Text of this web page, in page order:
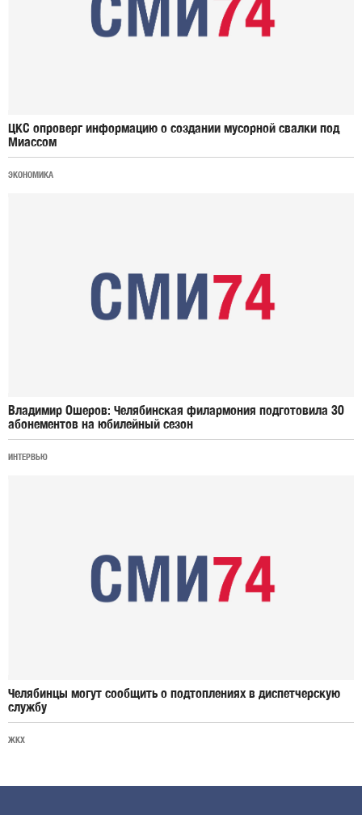
ЦКС опроверг информацию о создании мусорной свалки под
Миассом
ЭКОНОМИКА
Владимир Ошеров: Челябинская филармония подготовила 30
абонементов на юбилейный сезон
ИНТЕРВЬЮ
Челябинцы могут сообщить о подтоплениях в диспетчерскую
службу
ЖКХ